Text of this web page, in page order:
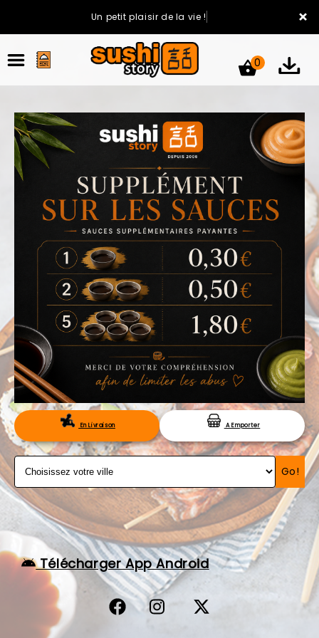
×
Un petit plaisir de la vie !
ACCUEIL
LA CARTE
VOTRE COMPTE
NOTRE RESTAURANT
VOS AVIS
MENTIONS LÉGALES
C.G.V
RÉSERVATION
0
En Livraison A Emporter
Go!
Télécharger App Android